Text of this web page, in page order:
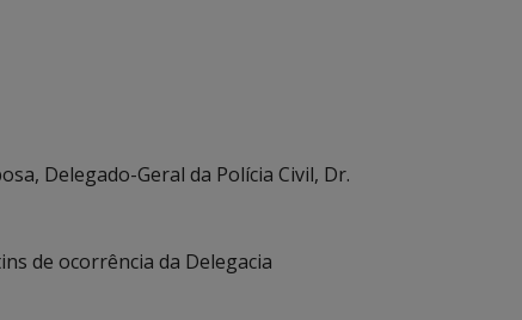
Delegado-Geral da Polícia Civil, Dr.
de ocorrência da Delegacia